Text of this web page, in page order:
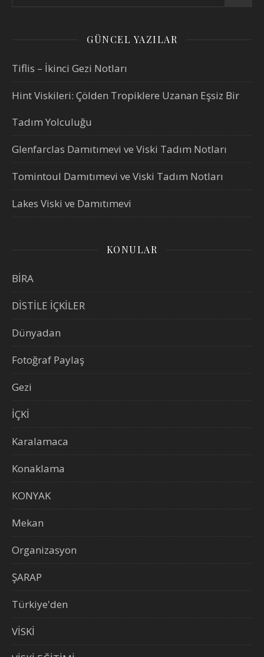
GÜNCEL YAZILAR
Tiflis – İkinci Gezi Notları
Hint Viskileri: Çölden Tropiklere Uzanan Eşsiz Bir
Tadım Yolculuğu
Glenfarclas Damıtımevi ve Viski Tadım Notları
Tomintoul Damıtımevi ve Viski Tadım Notları
Lakes Viski ve Damıtımevi
KONULAR
BİRA
DİSTİLE İÇKİLER
Dünyadan
Fotoğraf Paylaş
Gezi
İÇKİ
Karalamaca
Konaklama
KONYAK
Mekan
Organizasyon
ŞARAP
Türkiye'den
VİSKİ